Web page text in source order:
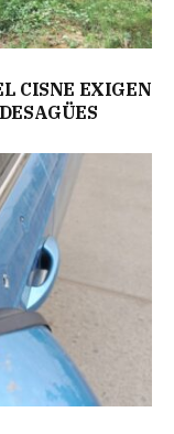
CISNE EXIGEN